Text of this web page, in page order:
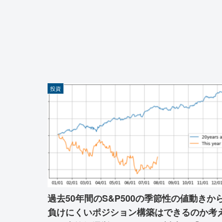
投資
過去50年間のS&P500の季節性の値動きか
負けにくいポジション構築はできるのか考